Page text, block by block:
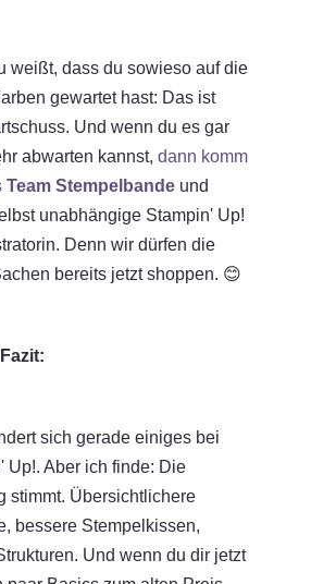
weißt, dass du sowieso auf die
gewartet hast: Das ist
Und wenn du es gar
abwarten kannst, dann komm
Team Stempelbandeund
unabhängige Stampin' Up!
Denn wir dürfen die
bereits jetzt shoppen. 😊
sich gerade einiges bei
Up!. Aber ich finde: Die
stimmt. Übersichtlichere
bessere Stempelkissen,
Und wenn du dir jetzt